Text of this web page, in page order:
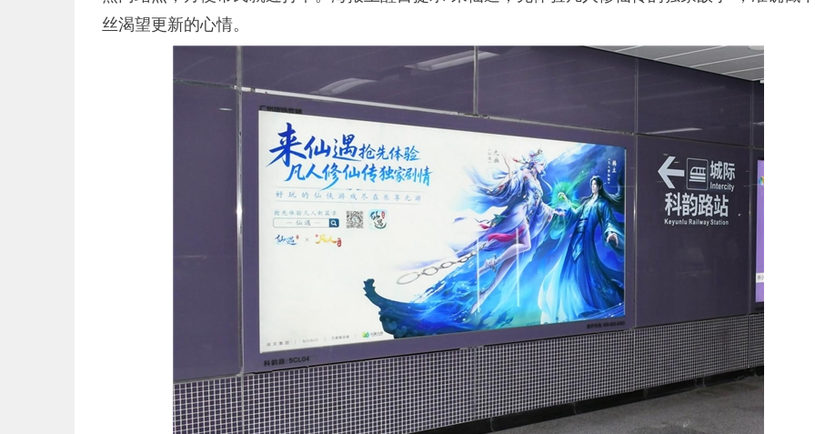
丝渴望更新的心情。